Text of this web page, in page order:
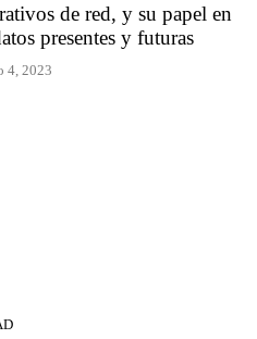
de red, y su papel en
presentes y futuras
4, 2023